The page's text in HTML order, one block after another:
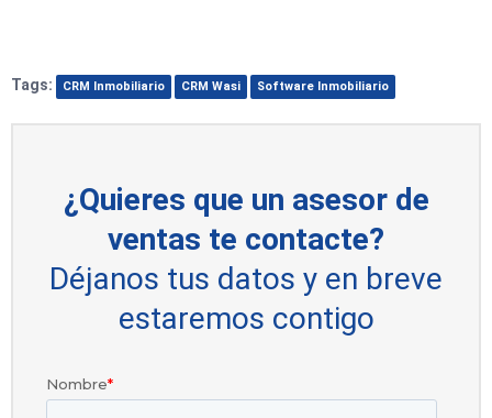
Tags: CRM Inmobiliario CRM Wasi Software Inmobiliario
¿Quieres que un asesor de
ventas te contacte?
Déjanos tus datos y en breve
estaremos contigo